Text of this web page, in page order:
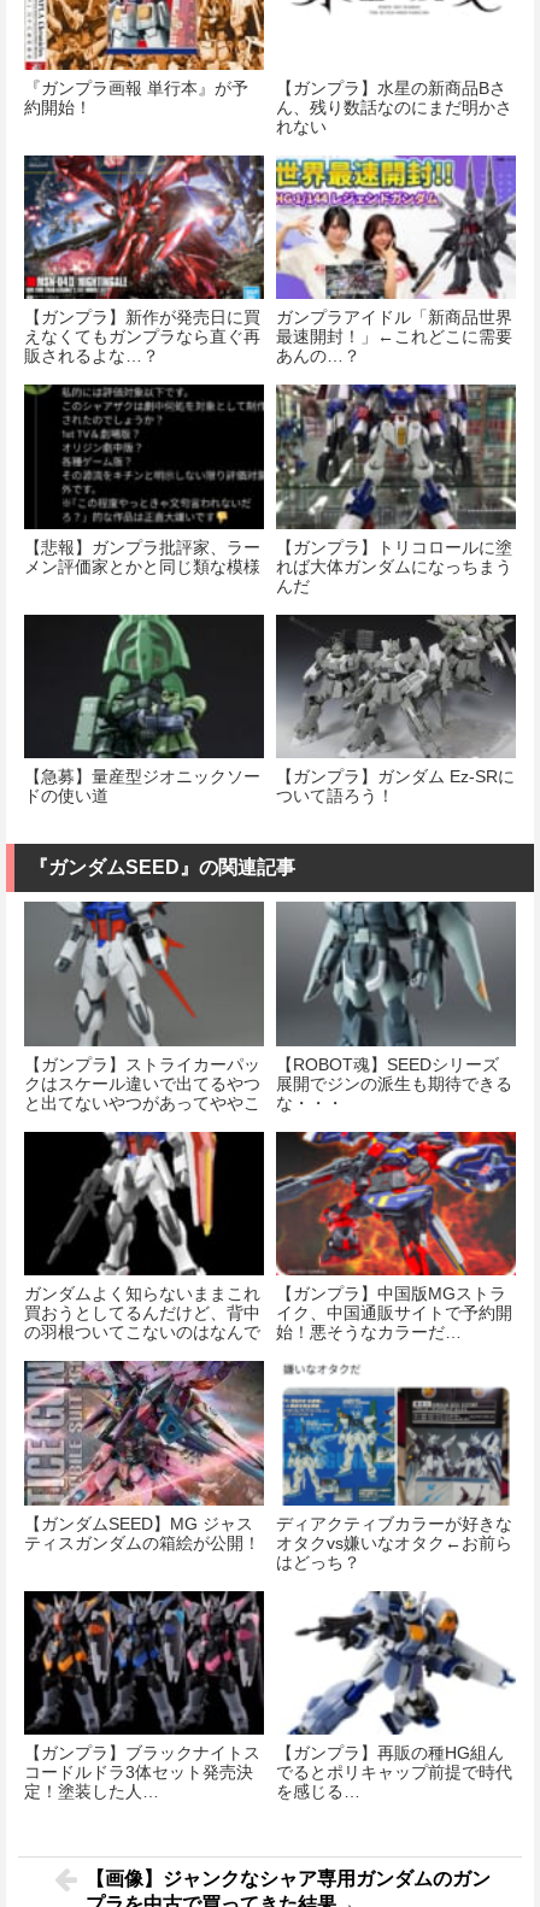
『ガンプラ画報 単行本』が予
約開始！
【ガンプラ】水星の新商品Bさ
ん、残り数話なのにまだ明かさ
れない
【ガンプラ】新作が発売日に買
えなくてもガンプラなら直ぐ再
販されるよな…？
ガンプラアイドル「新商品世界
最速開封！」←これどこに需要
あんの…？
【悲報】ガンプラ批評家、ラー
メン評価家とかと同じ類な模様
【ガンプラ】トリコロールに塗
れば大体ガンダムになっちまう
んだ
【急募】量産型ジオニックソー
ドの使い道
【ガンプラ】ガンダム Ez-SRに
ついて語ろう！
『ガンダムSEED』の関連記事
【ガンプラ】ストライカーパッ
クはスケール違いで出てるやつ
と出てないやつがあってややこ
【ROBOT魂】SEEDシリーズ
展開でジンの派生も期待できる
な・・・
ガンダムよく知らないままこれ
買おうとしてるんだけど、背中
の羽根ついてこないのはなんで
【ガンプラ】中国版MGストラ
イク、中国通販サイトで予約開
始！悪そうなカラーだ…
【ガンダムSEED】MG ジャス
ティスガンダムの箱絵が公開！
ディアクティブカラーが好きな
オタクvs嫌いなオタク←お前ら
はどっち？
【ガンプラ】ブラックナイトス
コードルドラ3体セット発売決
定！塗装した人…
【ガンプラ】再販の種HG組ん
でるとポリキャップ前提で時代
を感じる…
【画像】ジャンクなシャア専用ガンダムのガン